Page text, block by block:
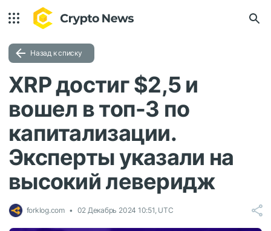
Назад к списку
XRP достиг $2,5 и
вошел в топ-3 по
капитализации.
Эксперты указали на
высокий леверидж
forklog.com 02 Декабрь 2024 10:51, UTC